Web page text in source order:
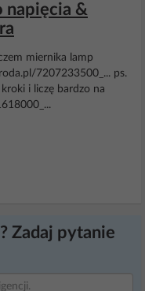
napięcia &
miernika lamp
7207233500_... ps.
i liczę bardzo na
Zadaj pytanie